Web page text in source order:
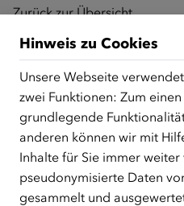
Zurück zur Übersicht
ÜBER UNS
Der Österreichische
Republik Österreich, der
Schutzberechtigte, Vertriebene
zentrale Anlaufstelle bei der
unterstützt.mehr
Hinweis zu Cookies
Unsere Webseite
zwei Funktionen: Zum
grundlegende
anderen können wir mit
Inhalte für Sie immer
pseudonymisierte Daten
gesammelt und